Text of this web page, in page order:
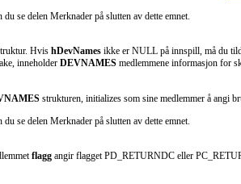
du se delen Merknader på slutten av dette emnet.
Hvis hDevNames ikke er NULL på innspill, må du
inneholder DEVNAMES medlemmene informasjon for
strukturen, initializes som sine medlemmer å angi
du se delen Merknader på slutten av dette emnet.
flagg angir flagget PD_RETURNDC eller